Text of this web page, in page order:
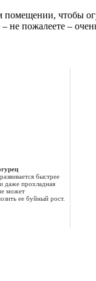
чтобы
не пожалеете –
быстрее
даже прохладная
может
ее буйный рост.